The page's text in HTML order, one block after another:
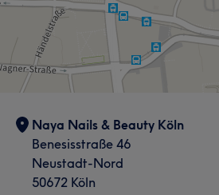
Naya Nails & Beauty Köln
Benesisstraße 46
Neustadt-Nord
50672 Köln